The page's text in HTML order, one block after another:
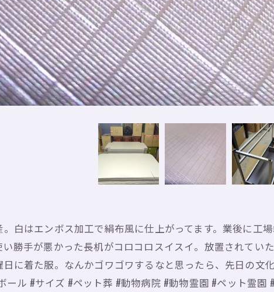
白はエンボス加工で絹布風に仕上がってます。業後に工
勝手が悪かった長机がコロコロスイスイ。放置されてい
に着た服。なんかゴワゴワするなと思ったら、先日の文
ール #サイズ #ペット葬 #動物病院 #動物霊園 #ペット霊